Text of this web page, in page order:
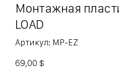
Монтажная
LOAD
Артикул: Артикул:
MP-
MP-EZ
Цена
69,00 $